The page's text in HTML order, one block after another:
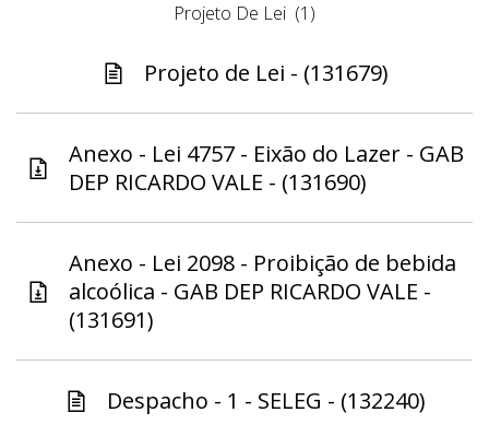
Projeto De Lei (1)
Projeto de Lei - (131679)
Anexo - Lei 4757 - Eixão do Lazer - GAB
DEP RICARDO VALE - (131690)
Anexo - Lei 2098 - Proibição de bebida
alcoólica - GAB DEP RICARDO VALE -
(131691)
Despacho - 1 - SELEG - (132240)